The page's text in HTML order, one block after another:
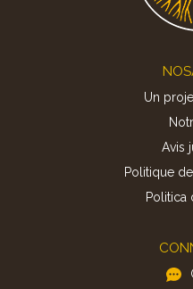
Un
Avis
Politique
Politica